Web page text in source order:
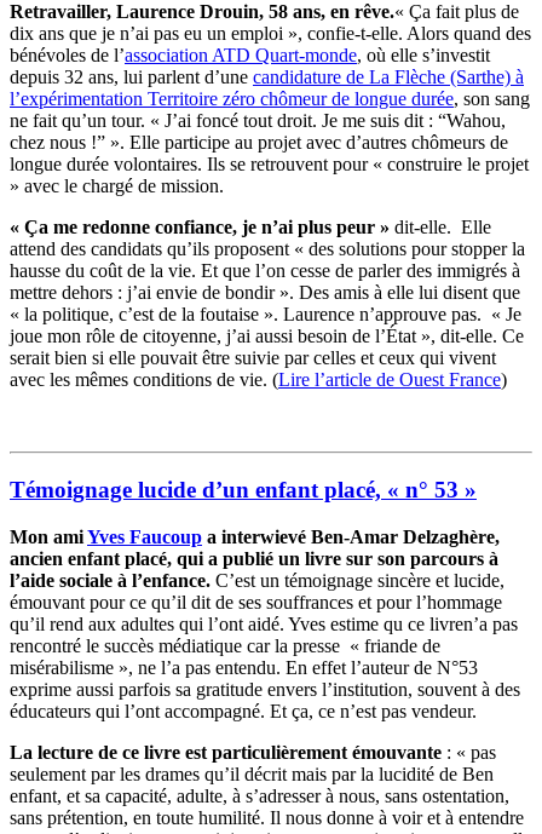
Retravailler, Laurence Drouin, 58 ans, en rêve.« Ça fait plus de
dix ans que je n’ai pas eu un emploi », confie-t-elle. Alors quand des
bénévoles de l’association ATD Quart-monde, où elle s’investit
depuis 32 ans, lui parlent d’une candidature de La Flèche (Sarthe) à
l’expérimentation Territoire zéro chômeur de longue durée, son sang
ne fait qu’un tour. « J’ai foncé tout droit. Je me suis dit : “Wahou,
chez nous !” ». Elle participe au projet avec d’autres chômeurs de
longue durée volontaires. Ils se retrouvent pour « construire le projet
» avec le chargé de mission.
« Ça me redonne confiance, je n’ai plus peur » dit-elle. Elle
attend des candidats qu’ils proposent « des solutions pour stopper la
hausse du coût de la vie. Et que l’on cesse de parler des immigrés à
mettre dehors : j’ai envie de bondir ». Des amis à elle lui disent que
« la politique, c’est de la foutaise ». Laurence n’approuve pas. « Je
joue mon rôle de citoyenne, j’ai aussi besoin de l’État », dit-elle. Ce
serait bien si elle pouvait être suivie par celles et ceux qui vivent
avec les mêmes conditions de vie. (Lire l’article de Ouest France)
Témoignage lucide d’un enfant placé, « n° 53 »
Mon amiYves Faucoup a interwievé Ben-Amar Delzaghère,
ancien enfant placé, qui a publié un livre sur son parcours à
l’aide sociale à l’enfance. C’est un témoignage sincère et lucide,
émouvant pour ce qu’il dit de ses souffrances et pour l’hommage
qu’il rend aux adultes qui l’ont aidé. Yves estime qu ce livren’a pas
rencontré le succès médiatique car la presse « friande de
misérabilisme », ne l’a pas entendu. En effet l’auteur de N°53
exprime aussi parfois sa gratitude envers l’institution, souvent à des
éducateurs qui l’ont accompagné. Et ça, ce n’est pas vendeur.
La lecture de ce livre est particulièrement émouvante : « pas
seulement par les drames qu’il décrit mais par la lucidité de Ben
enfant, et sa capacité, adulte, à s’adresser à nous, sans ostentation,
sans prétention, en toute humilité. Il nous donne à voir et à entendre